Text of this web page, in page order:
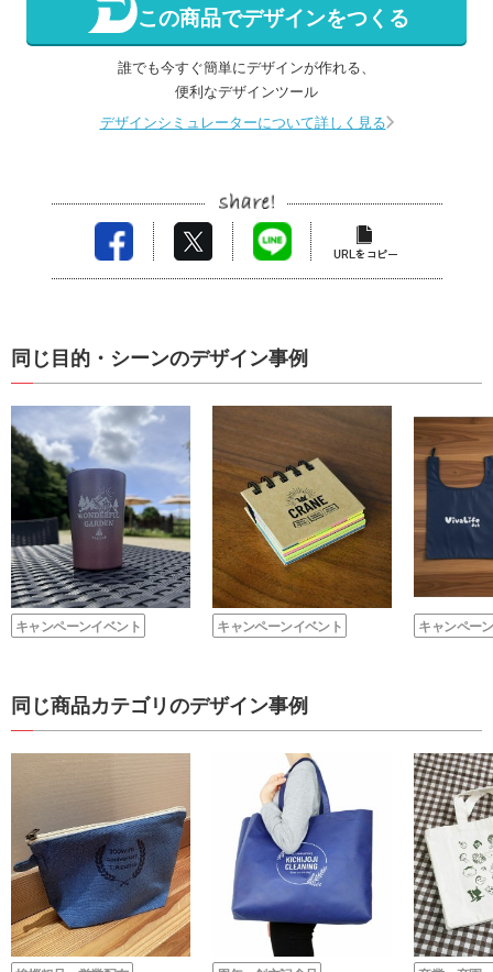
この商品でデザインをつくる
誰でも今すぐ簡単にデザインが作れる、
便利なデザインツール
デザインシミュレーターについて詳しく見る
同じ目的・シーンのデザイン事例
キャンペーンイベント キャンペーンイベント キャンペー
同じ商品カテゴリのデザイン事例